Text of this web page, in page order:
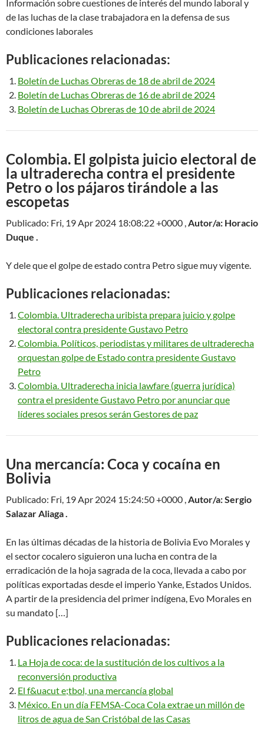
Información sobre cuestiones de interés del mundo laboral y
de las luchas de la clase trabajadora en la defensa de sus
condiciones laborales
Publicaciones relacionadas:
Boletín de Luchas Obreras de 18 de abril de 2024
Boletín de Luchas Obreras de 16 de abril de 2024
Boletín de Luchas Obreras de 10 de abril de 2024
Colombia. El golpista juicio electoral de
la ultraderecha contra el presidente
Petro o los pájaros tirándole a las
escopetas
Publicado: Fri, 19 Apr 2024 18:08:22 +0000 ,Autor/a: Horacio
Duque .
Y dele que el golpe de estado contra Petro sigue muy vigente.
Publicaciones relacionadas:
Colombia. Ultraderecha uribista prepara juicio y golpe
electoral contra presidente Gustavo Petro
Colombia. Políticos, periodistas y militares de ultraderecha
orquestan golpe de Estado contra presidente Gustavo
Petro
Colombia. Ultraderecha inicia lawfare (guerra jurídica)
contra el presidente Gustavo Petro por anunciar que
líderes sociales presos serán Gestores de paz
Una mercancía: Coca y cocaína en
Bolivia
Publicado: Fri, 19 Apr 2024 15:24:50 +0000 ,Autor/a: Sergio
Salazar Aliaga .
En las últimas décadas de la historia de Bolivia Evo Morales y
el sector cocalero siguieron una lucha en contra de la
erradicación de la hoja sagrada de la coca, llevada a cabo por
políticas exportadas desde el imperio Yanke, Estados Unidos.
A partir de la presidencia del primer indígena, Evo Morales en
su mandato […]
Publicaciones relacionadas:
La Hoja de coca: de la sustitución de los cultivos a la
reconversión productiva
El f&uacut e;tbol, una mercancía global
México. En un día FEMSA-Coca Cola extrae un millón de
litros de agua de San Cristóbal de las Casas